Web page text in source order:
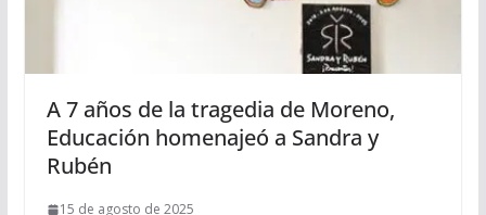
A 7 años de la tragedia de Moreno,
Educación homenajeó a Sandra y
Rubén
15 de agosto de 2025